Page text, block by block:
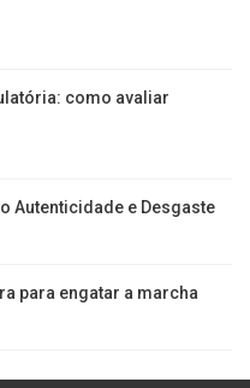
como avaliar
Autenticidade e Desgaste
para engatar a marcha